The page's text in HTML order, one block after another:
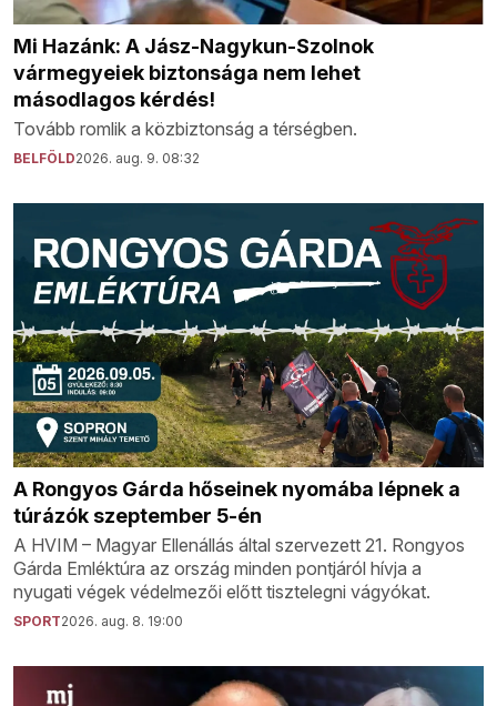
Mi Hazánk: A Jász-Nagykun-Szolnok
vármegyeiek biztonsága nem lehet
másodlagos kérdés!
Tovább romlik a közbiztonság a térségben.
BELFÖLD2026. aug. 9. 08:32
A Rongyos Gárda hőseinek nyomába lépnek a
túrázók szeptember 5-én
A HVIM – Magyar Ellenállás által szervezett 21. Rongyos
Gárda Emléktúra az ország minden pontjáról hívja a
nyugati végek védelmezői előtt tisztelegni vágyókat.
SPORT2026. aug. 8. 19:00